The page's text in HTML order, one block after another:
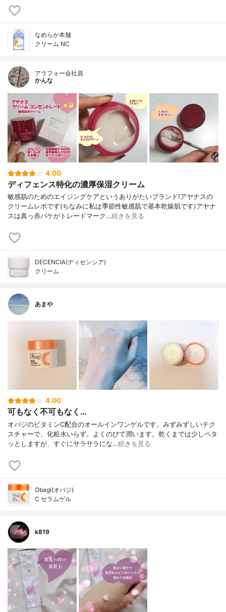
なめらか本舗
クリーム NC
アラフォー会社員
かんな
4.00
ディフェンス特化の濃厚保湿クリーム
敏感肌のためのエイジングケアというありがたいブランド!アヤナスの
クリームレポです(ちなみに私は季節性敏感肌で基本乾燥肌です)アヤナ
スは真っ赤パケがトレードマーク…続きを見る
DECENCIA(ディセンシア)
クリーム
あまや
4.00
可もなく不可もなく…
オバジのビタミンC配合のオールインワンゲルです。みずみずしいテク
スチャーで、化粧水いらず。よくのびて潤います。乾くまでは少しペタ
ッとしますが、すぐにサラサラにな…続きを見る
Obagi(オバジ)
C セラムゲル
k819